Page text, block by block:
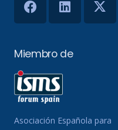
Miembro de
Asociación Española para